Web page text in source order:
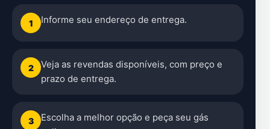
1 Informe seu endereço de entrega.
2
Veja as revendas disponíveis, com preço e
prazo de entrega.
3
Escolha a melhor opção e peça seu gás